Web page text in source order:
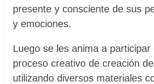
presente y consciente de sus
y emociones.
Luego se les anima a participar
proceso creativo de creación
utilizando diversos materiales